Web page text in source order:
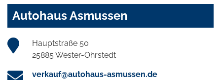
Autohaus Asmussen
Hauptstraße 50
25885 Wester-Ohrstedt
verkauf@autohaus-asmussen.de